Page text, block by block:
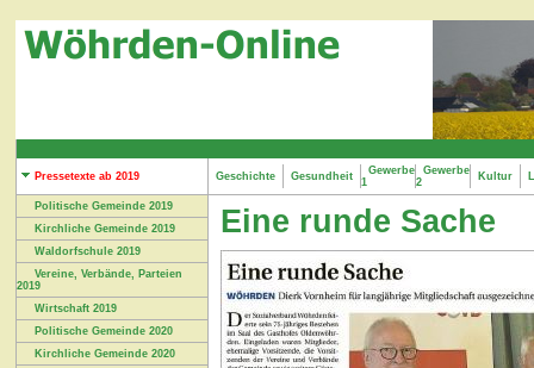
Pressetexte ab 2019 Geschichte Gesundheit
Gewerbe
1
Gewerbe
2
Kultur
Politische Gemeinde 2019
Kirchliche Gemeinde 2019
Waldorfschule 2019
Vereine, Verbände, Parteien
2019
Wirtschaft 2019
Politische Gemeinde 2020
Kirchliche Gemeinde 2020
Eine runde Sache